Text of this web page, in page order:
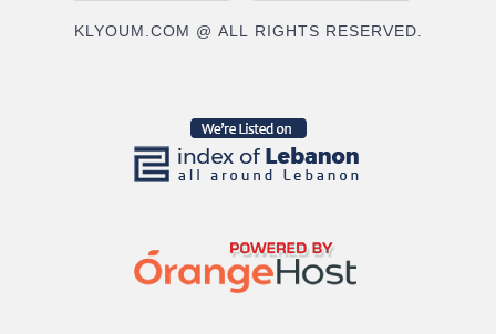
KLYOUM.COM @ ALL RIGHTS RESERVED.